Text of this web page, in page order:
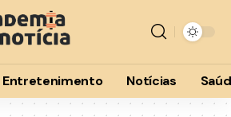
Entretenimento Notícias